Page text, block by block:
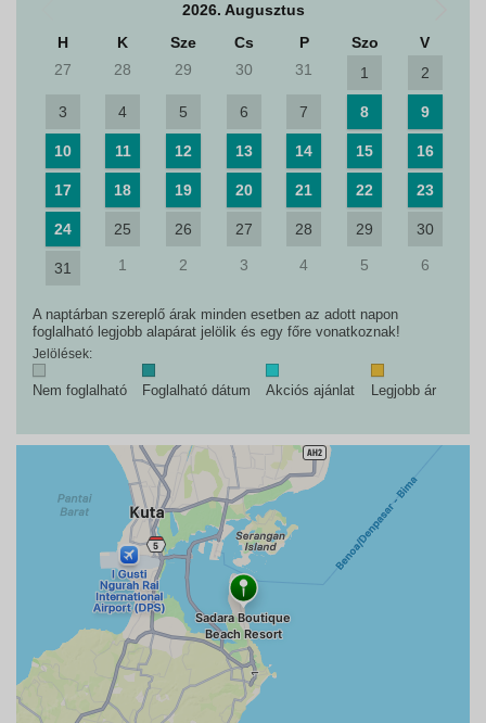
2026. Augusztus
H
K Sze Cs P Szo
V
27
28 29 30 31 1 2
3 4 5 6 7 8 9
10 11 12 13 14 15 16
17 18 19 20 21 22 23
24 25 26 27 28 29 30
31 1 2 3 4 5 6
A naptárban szereplő árak minden esetben az adott napon
foglalható legjobb alapárat jelölik és egy főre vonatkoznak!
Jelölések:
Nem foglalható Foglalható dátum Akciós ajánlat Legjobb ár